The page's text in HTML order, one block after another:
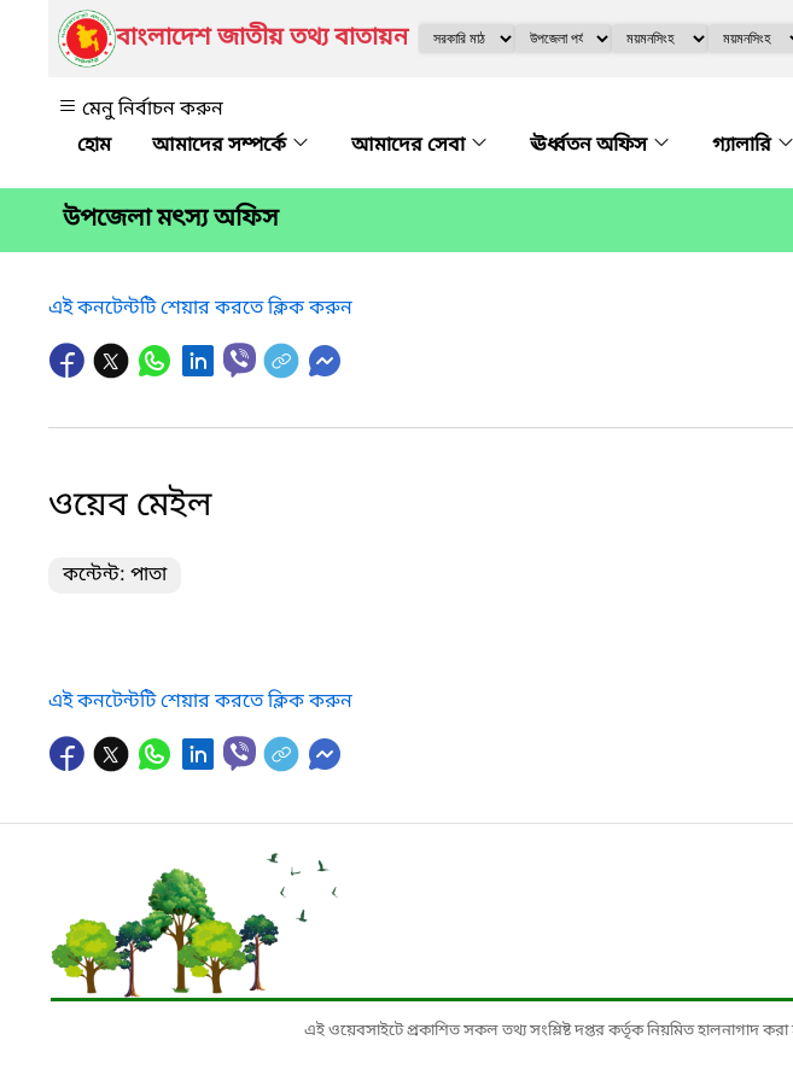
বাংলাদেশ জাতীয় তথ্য বাতায়ন
মেনু নির্বাচন করুন
আমাদের সম্পর্কে
আমাদের সেবা ঊর্ধ্বতন অফিস গ্যালারি
উপজেলা মৎস্য অফিস
এই কনটেন্টটি শেয়ার করতে ক্লিক করুন
ওয়েব মেইল
কন্টেন্ট: পাতা
এই কনটেন্টটি শেয়ার করতে ক্লিক করুন
এই ওয়েবসাইটে প্রকাশিত সকল তথ্য সংশ্লিষ্ট দপ্তর কর্তৃক নিয়মিত হালনাগাদ করা